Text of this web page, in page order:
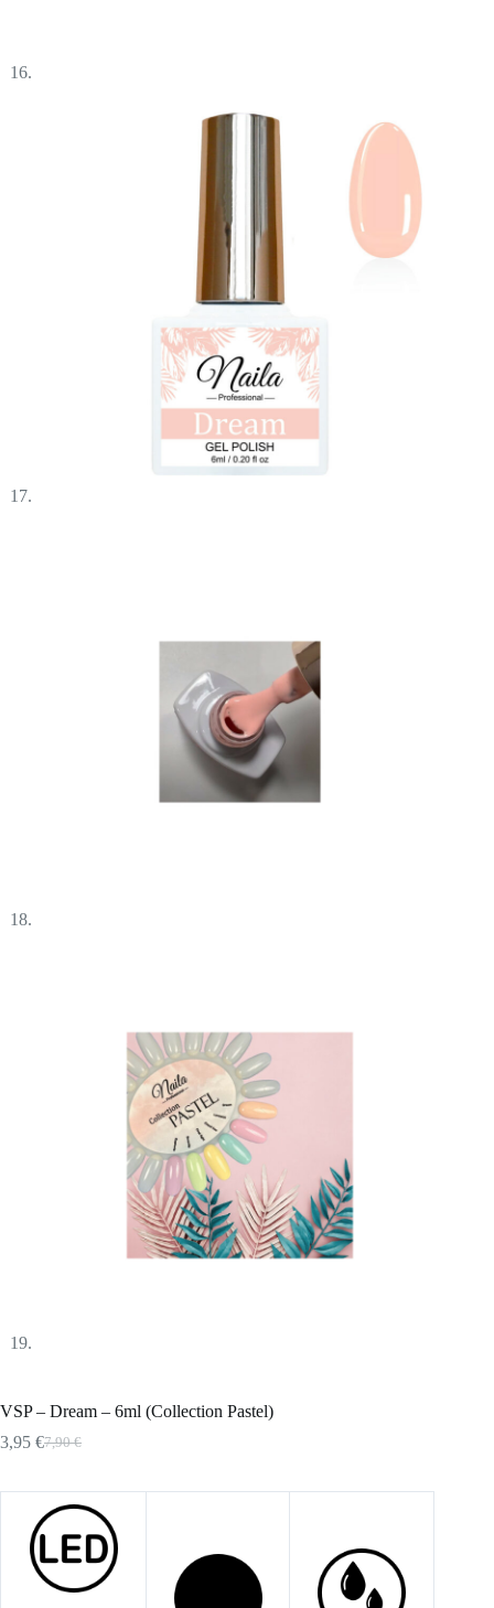
VSP – Dream – 6ml (Collection Pastel)
7,90€
Le
initial
était :
7,90 €.
3,95 €Le
actuel
est :
3,95 €.